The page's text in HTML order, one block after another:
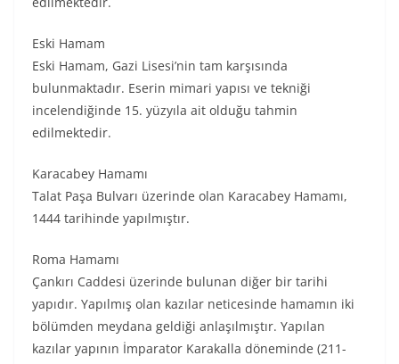
Eski Hamam
Eski Hamam, Gazi Lisesi’nin tam karşısında
bulunmaktadır. Eserin mimari yapısı ve tekniği
incelendiğinde 15. yüzyıla ait olduğu tahmin
edilmektedir.
Karacabey Hamamı
Talat Paşa Bulvarı üzerinde olan Karacabey Hamamı,
1444 tarihinde yapılmıştır.
Roma Hamamı
Çankırı Caddesi üzerinde bulunan diğer bir tarihi
yapıdır. Yapılmış olan kazılar neticesinde hamamın iki
bölümden meydana geldiği anlaşılmıştır. Yapılan
kazılar yapının İmparator Karakalla döneminde (211-